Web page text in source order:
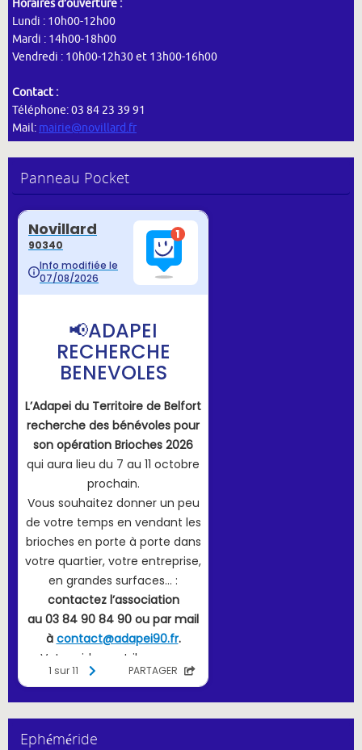
Horaires d’ouverture :
Lundi : 10h00-12h00
Mardi : 14h00-18h00
Vendredi : 10h00-12h30 et 13h00-16h00
Contact :
Téléphone: 03 84 23 39 91
Mail: mairie@novillard.fr
Panneau Pocket
Ephéméride